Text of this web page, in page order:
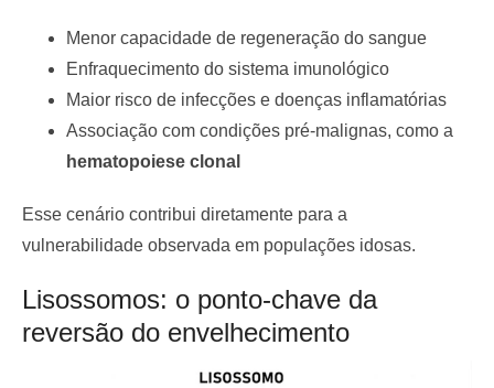
Menor capacidade de regeneração do sangue
Enfraquecimento do sistema imunológico
Maior risco de infecções e doenças inflamatórias
Associação com condições pré-malignas, como a
hematopoiese clonal
Esse cenário contribui diretamente para a
vulnerabilidade observada em populações idosas.
Lisossomos: o ponto-chave da
reversão do envelhecimento